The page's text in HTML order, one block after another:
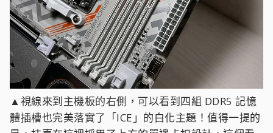
▲視線來到主機板的右側，可以看到四組 DDR5 記憶
體插槽也完美落實了「ICE」的白化主題！值得一提的